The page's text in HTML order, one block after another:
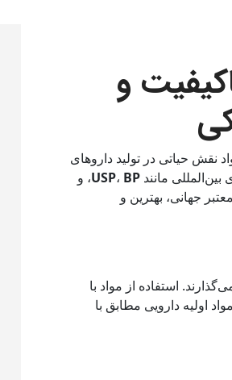
و
نقش حیاتی در تولید داروهای
مانند
USP، BP
، و
جهانی، بهترین و
استفاده از مواد با
اولیه دارویی مطابق با